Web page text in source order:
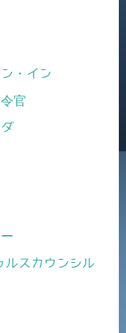
・イン
官
スカウンシル